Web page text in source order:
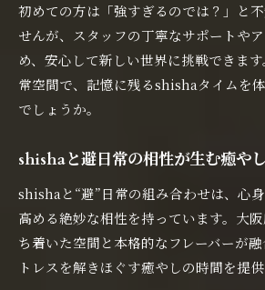
初めての方は「強すぎるのでは？」と
せんが、スタッフの丁寧なサポートや
め、安心して新しい世界に挑戦できま
常空間で、記憶に残るshishaタイムを
でしょうか。
shishaと避日常の相性が生む癒や
shishaと“避”日常の組み合わせは、心
高める絶妙な相性を持っています。大
ち着いた空間と本格的なフレーバーが
トレスを解きほぐす癒やしの時間を提供